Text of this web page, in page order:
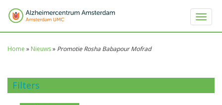
Toggle
Home » Nieuws» Promotie Rosha Babapour Mofrad
Filters